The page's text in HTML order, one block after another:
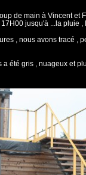
de main à Vincent et
jusqu'à ...la pluie ,
, nous avons tracé ,
a été gris , nuageux et